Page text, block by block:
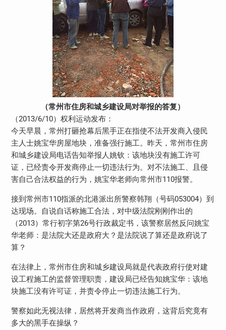
（常州市住房和城乡建设局对举报的答复）
（2013/6/10）权利运动发布：
今天早晨，常州打砸抢幕后黑手正在指使不法开发商入侵民
主人士姚宝华房屋地块，准备强行施工。昨天，常州市住房
和城乡建设局电话告知举报人姚钦：该地块没有施工许可
证，已经责令开发商停止一切违法行为。对不法施工、且侵
害自己合法权益的行为，姚宝华老师向常州市110报警。
接到常州市110指派的北港派出所警察韩翔（号码053004）到
达现场。自说自话称施工合法，对中级法院刚刚作出的
（2013）常行初字第26号行政裁定书，该警察居然反问姚宝
华老师：是法院大还是政府大？是法院说了算还是政府说了
算？
在法律上，常州市住房和城乡建设局就是代表政府行使对建
设工程施工的监督管理职责，建设局已经告知姚宝华：该地
块施工没有许可证，并责令停止一切违法施工行为。
警察如此无视法律，居然将开发商当作政府，这背后究竟有
多大的黑手在操纵？